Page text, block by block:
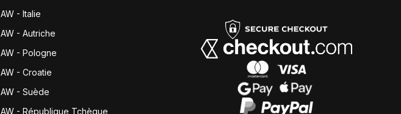
AW - Italie
AW - Autriche
AW - Pologne
AW - Croatie
AW - Suède
AW - République Tchèque